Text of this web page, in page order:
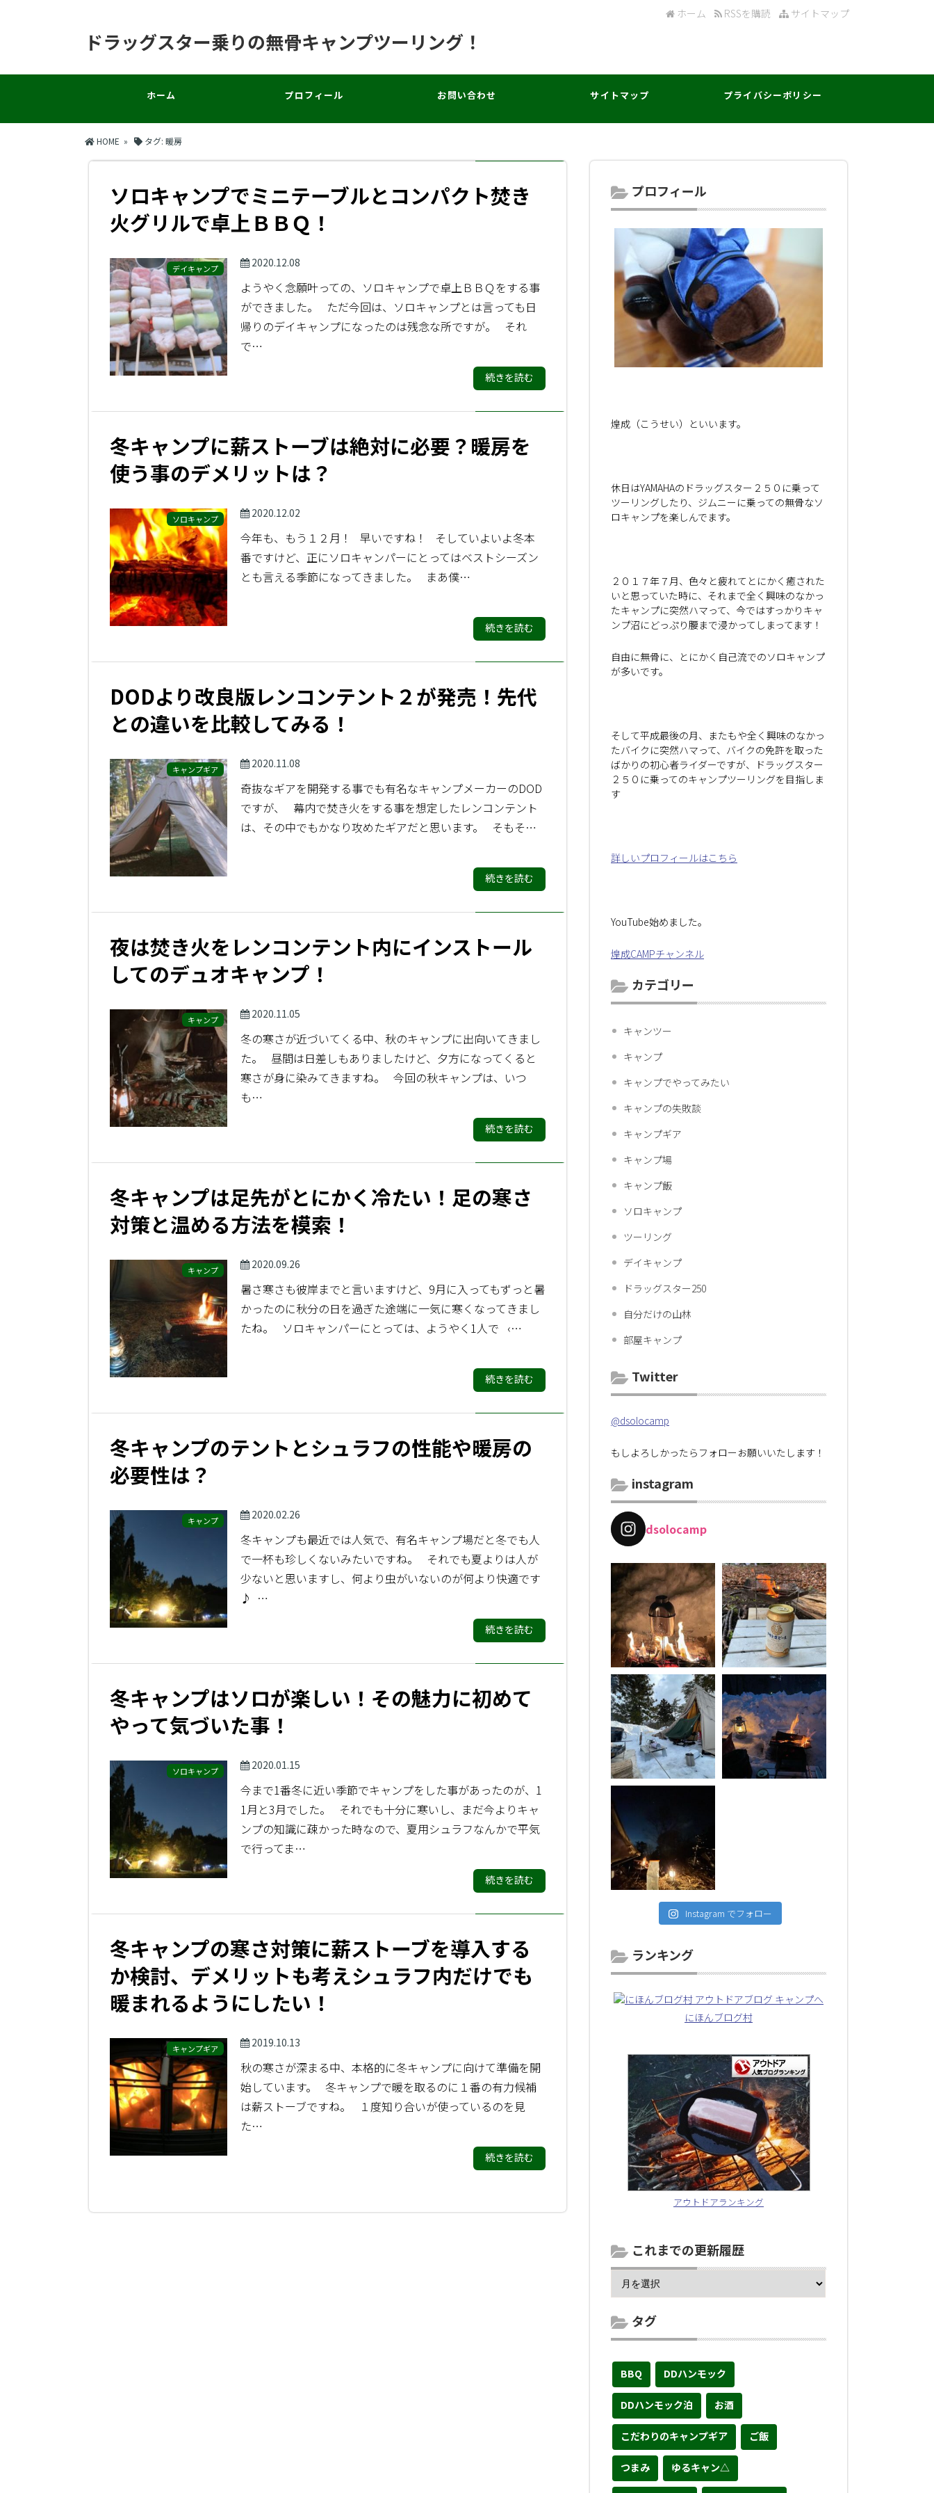
サイトマップ
RSSを購読
ホーム
ドラッグスター乗りの無骨キャンプツーリング！
ホーム プロフィール お問い合わせ サイトマップ プライバシーポリシー
HOME » タグ: 暖房
ソロキャンプでミニテーブルとコンパクト焚き
火グリルで卓上ＢＢＱ！
デイキャンプ 2020.12.08
ようやく念願叶っての、ソロキャンプで卓上ＢＢＱをする事
ができました。 ただ今回は、ソロキャンプとは言っても日
帰りのデイキャンプになったのは残念な所ですが。 それ
で…
続きを読む
冬キャンプに薪ストーブは絶対に必要？暖房を
使う事のデメリットは？
ソロキャンプ 2020.12.02
今年も、もう１２月！ 早いですね！ そしていよいよ冬本
番ですけど、正にソロキャンパーにとってはベストシーズン
とも言える季節になってきました。 まあ僕…
続きを読む
DODより改良版レンコンテント２が発売！先代
との違いを比較してみる！
キャンプギア 2020.11.08
奇抜なギアを開発する事でも有名なキャンプメーカーのDOD
ですが、 幕内で焚き火をする事を想定したレンコンテント
は、その中でもかなり攻めたギアだと思います。 そもそ…
続きを読む
夜は焚き火をレンコンテント内にインストール
してのデュオキャンプ！
キャンプ 2020.11.05
冬の寒さが近づいてくる中、秋のキャンプに出向いてきまし
た。 昼間は日差しもありましたけど、夕方になってくると
寒さが身に染みてきますね。 今回の秋キャンプは、いつ
も…
続きを読む
冬キャンプは足先がとにかく冷たい！足の寒さ
対策と温める方法を模索！
キャンプ 2020.09.26
暑さ寒さも彼岸までと言いますけど、9月に入ってもずっと暑
かったのに秋分の日を過ぎた途端に一気に寒くなってきまし
たね。 ソロキャンパーにとっては、ようやく1人で ‹…
続きを読む
冬キャンプのテントとシュラフの性能や暖房の
必要性は？
キャンプ 2020.02.26
冬キャンプも最近では人気で、有名キャンプ場だと冬でも人
で一杯も珍しくないみたいですね。 それでも夏よりは人が
少ないと思いますし、何より虫がいないのが何より快適です
♪ …
続きを読む
冬キャンプはソロが楽しい！その魅力に初めて
やって気づいた事！
ソロキャンプ 2020.01.15
今まで1番冬に近い季節でキャンプをした事があったのが、1
1月と3月でした。 それでも十分に寒いし、まだ今よりキャ
ンプの知識に疎かった時なので、夏用シュラフなんかで平気
で行ってま…
続きを読む
冬キャンプの寒さ対策に薪ストーブを導入する
か検討、デメリットも考えシュラフ内だけでも
暖まれるようにしたい！
キャンプギア 2019.10.13
秋の寒さが深まる中、本格的に冬キャンプに向けて準備を開
始しています。 冬キャンプで暖を取るのに１番の有力候補
は薪ストーブですね。 １度知り合いが使っているのを見
た…
続きを読む
プロフィール
煌成（こうせい）といいます。
休日はYAMAHAのドラッグスター２５０に乗って
ツーリングしたり、ジムニーに乗っての無骨なソ
ロキャンプを楽しんでます。
２０１７年７月、色々と疲れてとにかく癒された
いと思っていた時に、それまで全く興味のなかっ
たキャンプに突然ハマって、今ではすっかりキャ
ンプ沼にどっぷり腰まで浸かってしまってます！
自由に無骨に、とにかく自己流でのソロキャンプ
が多いです。
そして平成最後の月、またもや全く興味のなかっ
たバイクに突然ハマって、バイクの免許を取った
ばかりの初心者ライダーですが、ドラッグスター
２５０に乗ってのキャンプツーリングを目指しま
す
詳しいプロフィールはこちら
YouTube始めました。
煌成CAMPチャンネル
カテゴリー
キャンツー
キャンプ
キャンプでやってみたい
キャンプの失敗談
キャンプギア
キャンプ場
キャンプ飯
ソロキャンプ
ツーリング
デイキャンプ
ドラッグスター250
自分だけの山林
部屋キャンプ
Twitter
@dsolocamp
もしよろしかったらフォローお願いいたします！
instagram
dsolocamp
Instagram でフォロー
ランキング
にほんブログ村
アウトドアランキング
これまでの更新履歴
タグ
BBQ DDハンモック
DDハンモック泊 お酒
こだわりのキャンプギア ご飯
つまみ ゆるキャン△